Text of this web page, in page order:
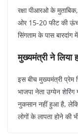
रक्षा पीआरओ के
ओर 15-20 फीट की
सिंगताम के पास
मुख्यमंत्री ने लिया
इस बीच मुख्यमंत्री प्रेम
भाजपा नेता उग्येन शेरिंग
नुकसान नहीं हुआ है,
लोगों के लापता होने की